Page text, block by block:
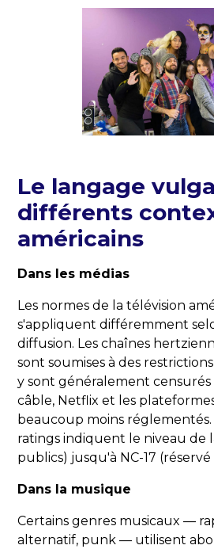
Le langage
différents
américains
Dans les médias
Les normes de la télévision
s'appliquent différemment
diffusion. Les chaînes
sont soumises à des
y sont généralement
câble, Netflix et les
beaucoup moins réglementés.
ratings indiquent le niveau de
publics) jusqu'à NC-17
Dans la musique
Certains genres musicaux —
alternatif, punk — utilisent